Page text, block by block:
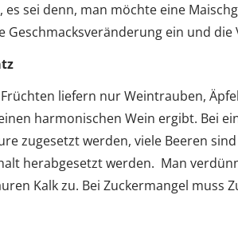
es sei denn, man möchte eine
Geschmacksveränderung ein und
liefern nur Weintrauben,
harmonischen Wein ergibt. Bei
zugesetzt werden, viele Beeren
herabgesetzt werden. Man
Kalk zu. Bei Zuckermangel muss